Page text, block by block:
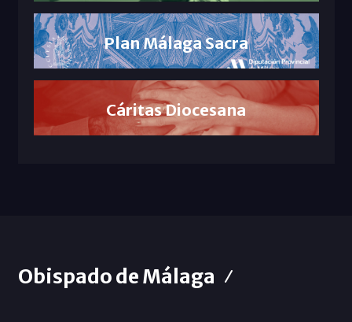
Plan Málaga Sacra
Cáritas Diocesana
Obispado de Málaga